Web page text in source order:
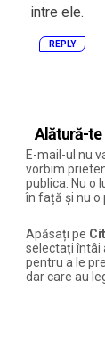
intre ele.
REPLY
Alătură-te
E-mail-ul nu
vorbim
publica. Nu o
în față și nu o
Apăsați pe
selectați întâi
pentru a le
dar care au